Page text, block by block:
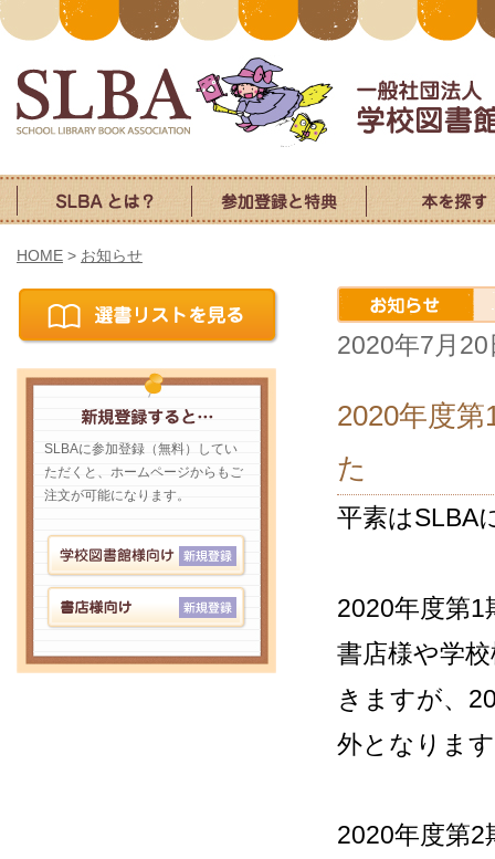
HOME > お知らせ
2020年7月20
2020年度
た
平素はSLBA
2020年度第
書店様や学
きますが、
外となりま
2020年度第
SLBAに参加登録（無料）してい
ただくと、ホームページからもご
注文が可能になります。